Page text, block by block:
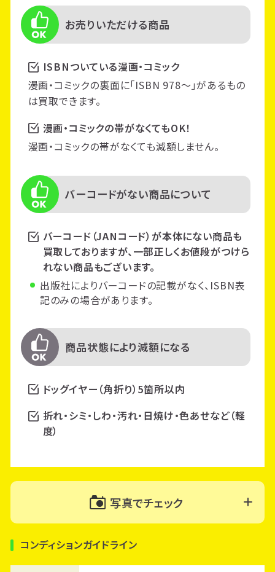
お売りいただける商品
ISBNついている漫画・コミック
漫画・コミックの裏面に「ISBN 978〜」があるもの
は買取できます。
漫画・コミックの帯がなくてもOK！
漫画・コミックの帯がなくても減額しません。
バーコードがない商品について
バーコード（JANコード）が本体にない商品も
買取しておりますが、一部正しくお値段がつけら
れない商品もございます。
出版社によりバーコードの記載がなく、ISBN表
記のみの場合があります。
商品状態により減額になる
ドッグイヤー（角折り）5箇所以内
折れ・シミ・しわ・汚れ・日焼け・色あせなど（軽
度）
写真でチェック
コンディションガイドライン